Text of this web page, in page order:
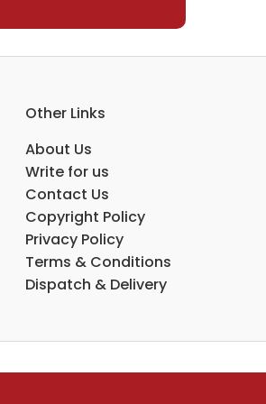
Other Links
About Us
Write for us
Contact Us
Copyright Policy
Privacy Policy
Terms & Conditions
Dispatch & Delivery